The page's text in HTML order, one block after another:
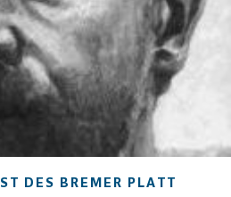
DES BREMER PLATT